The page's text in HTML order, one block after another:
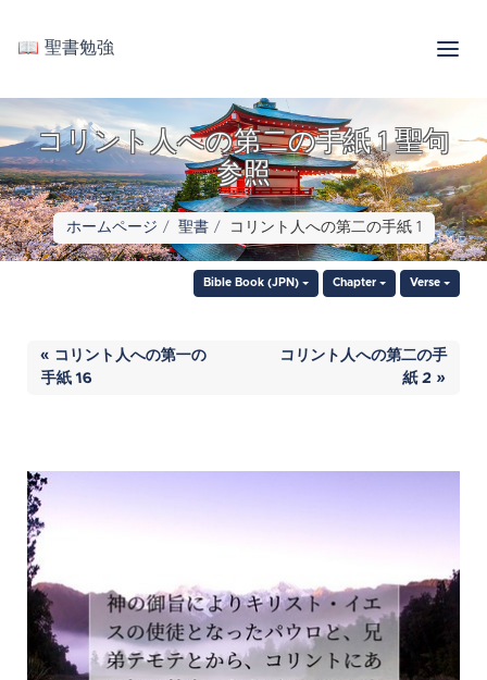
📖 聖書勉強
コリント人への第二の手紙 1 聖句
参照
ホームページ 聖書 コリント人への第二の手紙 1
Bible Book (JPN) Chapter Verse
« コリント人への第一の
手紙 16
コリント人への第二の手
紙 2 »